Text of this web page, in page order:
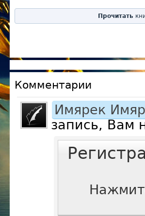
Прочитать
Комментарии
Имярек
запись, Вам